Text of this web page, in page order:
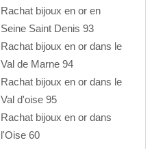
Rachat bijoux en or en
Seine Saint Denis 93
Rachat bijoux en or dans le
Val de Marne 94
Rachat bijoux en or dans le
Val d'oise 95
Rachat bijoux en or dans
l'Oise 60